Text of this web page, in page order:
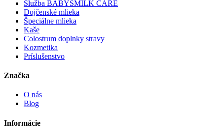
Služba BABYSMILK CARE
Dojčenské mlieka
Špeciálne mlieka
Kaše
Colostrum doplnky stravy
Kozmetika
Príslušenstvo
Značka
O nás
Blog
Informácie